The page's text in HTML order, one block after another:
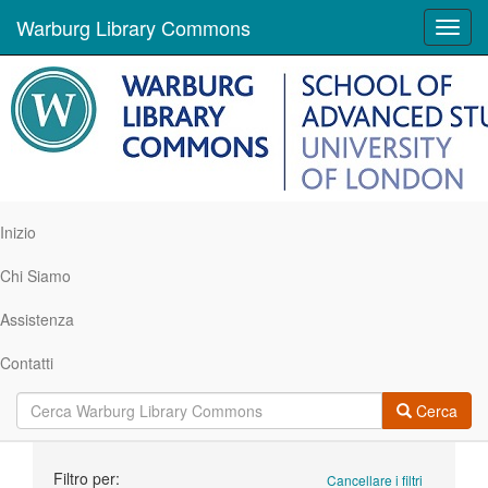
Warburg Library Commons
Inizio
Chi Siamo
Assistenza
Contatti
Cerca
Cancellare i filtri
Filtro per: